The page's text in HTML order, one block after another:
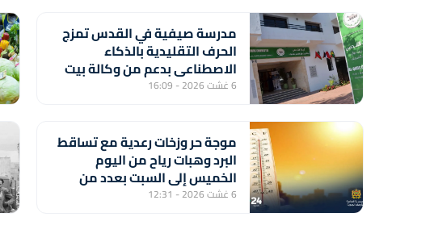
مدرسة صيفية في القدس تمزج
الحرف التقليدية بالذكاء
الاصطناعي بدعم من وكالة بيت
مال القدس الشريف
6 غشت 2026 - 16:09
موجة حر وزخات رعدية مع تساقط
البرد وهبات رياح من اليوم
الخميس إلى السبت بعدد من
مناطق المملكة (نشرة إنذارية)
6 غشت 2026 - 12:31